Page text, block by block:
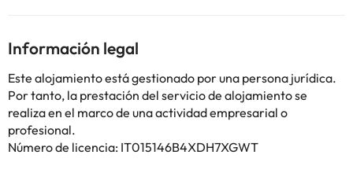
En Pinturicchio 21, las habitaciones tienen ropa de cama y toallas.
Estación de metro San Babila está a 3,4 km del alojamiento, y
Bosco Verticale está a 3,5 km. El aeropuerto (Aeropuerto de
Milán - Linate) está a 7 km.
En este alojamiento no se pueden celebrar despedidas de soltero
o soltera ni fiestas similares. Gestionado por un particular
Información legal
Este alojamiento está gestionado por una persona jurídica.
Por tanto, la prestación del servicio de alojamiento se
realiza en el marco de una actividad empresarial o
profesional.
Número de licencia: IT015146B4XDH7XGWT